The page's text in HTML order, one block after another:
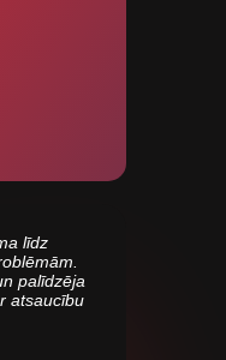
līdz
palīdzēja
atsaucību